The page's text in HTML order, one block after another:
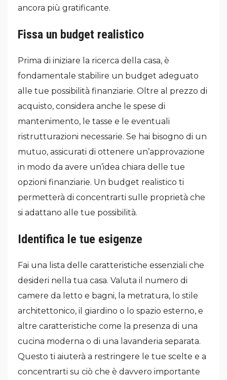
ancora più gratificante.
Fissa un budget realistico
Prima di iniziare la ricerca della casa, è
fondamentale stabilire un budget adeguato
alle tue possibilità finanziarie. Oltre al prezzo di
acquisto, considera anche le spese di
mantenimento, le tasse e le eventuali
ristrutturazioni necessarie. Se hai bisogno di un
mutuo, assicurati di ottenere un’approvazione
in modo da avere un’idea chiara delle tue
opzioni finanziarie. Un budget realistico ti
permetterà di concentrarti sulle proprietà che
si adattano alle tue possibilità.
Identifica le tue esigenze
Fai una lista delle caratteristiche essenziali che
desideri nella tua casa. Valuta il numero di
camere da letto e bagni, la metratura, lo stile
architettonico, il giardino o lo spazio esterno, e
altre caratteristiche come la presenza di una
cucina moderna o di una lavanderia separata.
Questo ti aiuterà a restringere le tue scelte e a
concentrarti su ciò che è davvero importante